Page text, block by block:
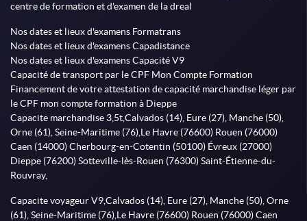
centre de formation et d'examen de la dreal
Nos dates et lieux d'examens Formatrans
Nos dates et lieux d'examens Capadistance
Nos dates et lieux d'examens Capacité V9
Capacité de transport par le CPF Mon Compte Formation
Financement de votre attestation de capacité marchandise léger par
le CPF mon compte formation à Dieppe
Capacite marchandise 3,5t,Calvados (14), Eure (27), Manche (50),
Orne (61), Seine-Maritime (76),Le Havre (76600) Rouen (76000)
Caen (14000) Cherbourg-en-Cotentin (50100) Évreux (27000)
Dieppe (76200) Sotteville-lès-Rouen (76300) Saint-Étienne-du-
Rouvray,
Capacite voyageur V9,Calvados (14), Eure (27), Manche (50), Orne
(61), Seine-Maritime (76),Le Havre (76600) Rouen (76000) Caen